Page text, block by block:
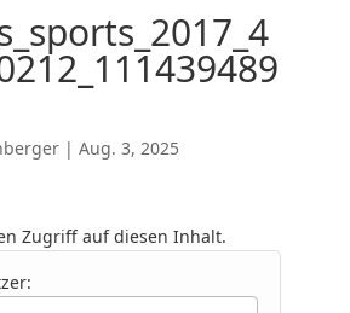
| Aug. 3, 2025
Zugriff auf diesen Inhalt.